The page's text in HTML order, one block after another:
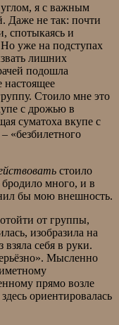
я с важным
Даже не так: почти
спотыкаясь и
Но уже на подступах
лишних
подошла
настоящее
Стоило мне это
с дрожью в
суматоха вкупе с
«безбилетного
стоило
много, и в
бы мою внешность.
от группы,
изобразила на
себя в руки.
Мысленно
прямо возле
ориентировалась